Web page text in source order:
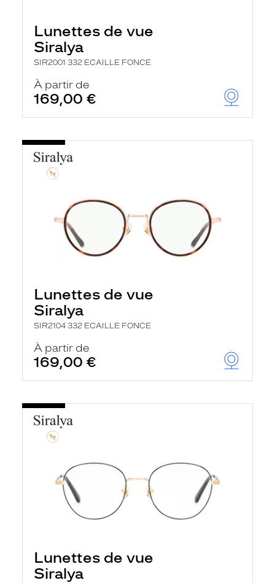
Lunettes de vue
Siralya
SIR2001 332 ECAILLE FONCE
À partir de
169,00 €
Lunettes de vue
Siralya
SIR2104 332 ECAILLE FONCE
À partir de
169,00 €
Lunettes de vue
Siralya